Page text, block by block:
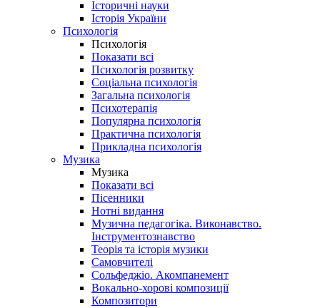
Історичні науки
Історія України
Психологія
Психологія
Показати всі
Психологія розвитку
Соціальна психологія
Загальна психологія
Психотерапія
Популярна психологія
Практична психологія
Прикладна психологія
Музика
Музика
Показати всі
Пісенники
Нотні видання
Музична педагогіка. Виконавство.
Інструментознавство
Теорія та історія музики
Самовчителі
Сольфеджіо. Акомпанемент
Вокально-хорові композиції
Композитори